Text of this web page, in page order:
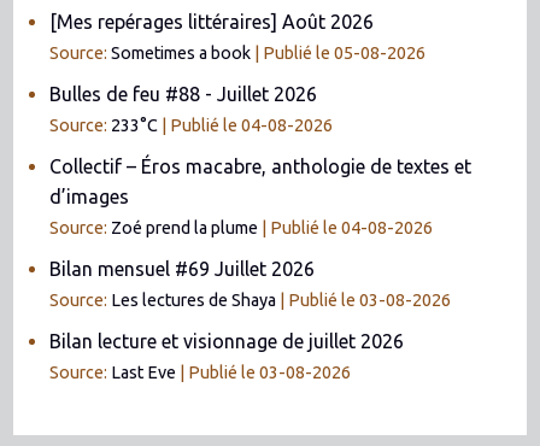
[Mes repérages littéraires] Août 2026
Source:Sometimes a book Publié le 05-08-2026
Bulles de feu #88 - Juillet 2026
Source: 233°C Publié le 04-08-2026
Collectif – Éros macabre, anthologie de textes et
d’images
Source: Zoé prend la plume Publié le 04-08-2026
Bilan mensuel #69 Juillet 2026
Source: Les lectures de Shaya Publié le 03-08-2026
Bilan lecture et visionnage de juillet 2026
Source: Last Eve Publié le 03-08-2026